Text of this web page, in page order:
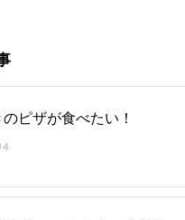
ピザが食べたい！